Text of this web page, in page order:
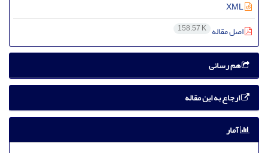
اصل مقاله 158.57 K
هم رسانی
ارجاع به این مقاله
آمار